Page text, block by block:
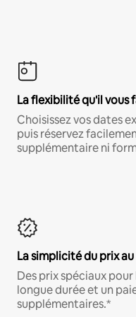
La flexibilité qu'il vous
Choisissez vos dates
puis réservez
supplémentaire ni
La simplicité du prix
Des prix spéciaux
longue durée et un
supplémentaires.*